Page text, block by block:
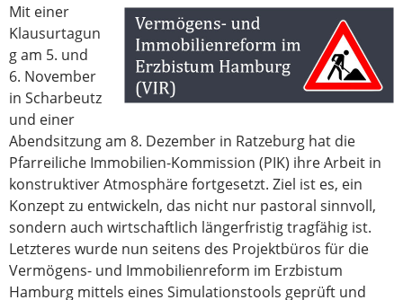
Mit einer
Klausurtagun
g am 5. und
6. November
in Scharbeutz
und einer
Abendsitzung am 8. Dezember in Ratzeburg hat die
Pfarreiliche Immobilien-Kommission (PIK) ihre Arbeit in
konstruktiver Atmosphäre fortgesetzt. Ziel ist es, ein
Konzept zu entwickeln, das nicht nur pastoral sinnvoll,
sondern auch wirtschaftlich längerfristig tragfähig ist.
Letzteres wurde nun seitens des Projektbüros für die
Vermögens- und Immobilienreform im Erzbistum
Hamburg mittels eines Simulationstools geprüft und